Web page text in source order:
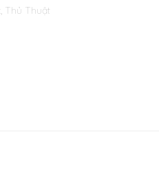
, Thủ Thuật